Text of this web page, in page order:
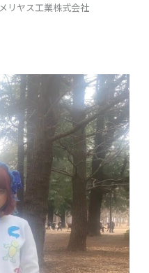
リヤス工業株式会社